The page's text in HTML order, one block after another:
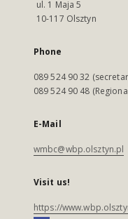
ul. 1 Maja 5
10-117 Olsztyn
Phone
089 524 90 32
089 524 90 48
E-Mail
wmbc@wbp.olsztyn.pl
Visit us!
https://